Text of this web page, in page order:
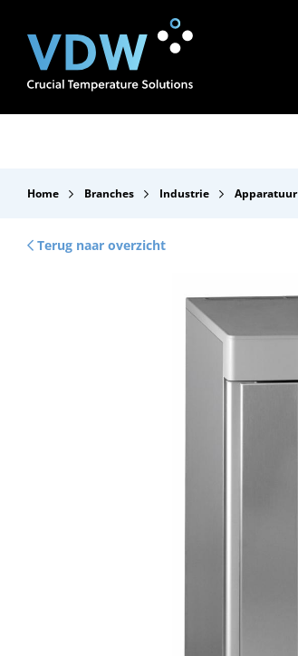
Branches
Home Branches Industrie Apparatuur
Terug naar overzicht